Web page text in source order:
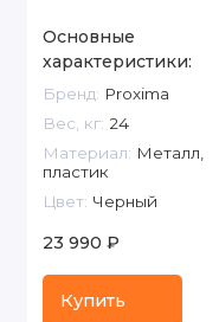
Основные
характеристики:
Бренд: Proxima
Вес, кг: 24
Материал: Металл,
пластик
Цвет: Черный
23 990 ₽
Купить